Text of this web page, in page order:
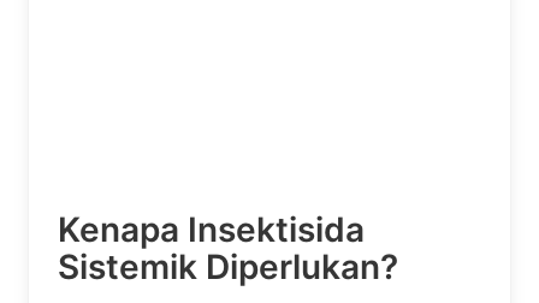
Kenapa Insektisida
Sistemik Diperlukan?